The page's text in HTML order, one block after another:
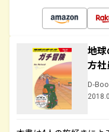
地
方
D-